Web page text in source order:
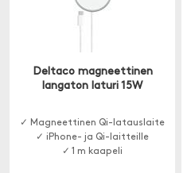
Deltaco magneettinen
langaton laturi 15W
✓ Magneettinen Qi-latauslaite
✓ iPhone- ja Qi-laitteille
✓ 1 m kaapeli